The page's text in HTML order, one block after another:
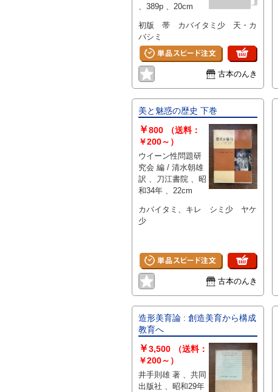
そして新た
、389p 、20cm
初版 帯 カバイタミ少 天・カ
バシミ
古本のんき
美と魅惑の歴史 下巻
￥800
（送料：
￥200～）
ウイーン性問題研
究会 編 / 清水朝雄
訳 、刀江書院 、昭
和34年 、22cm
カバイタミ、キレ シミ少 ヤケ
少
古本のんき
造形美育論 : 創造美育から構成
教育へ
￥3,500
（送料：
￥200～）
井手則雄 著 、共同
出版社 、昭和29年